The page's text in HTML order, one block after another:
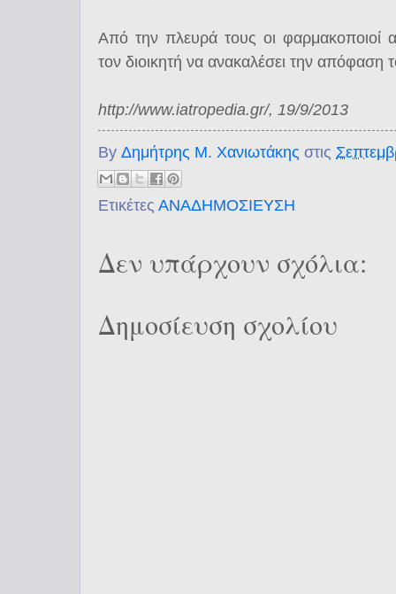
Από την πλευρά τους οι φαρμακοποιοί
τον διοικητή να ανακαλέσει την απόφαση
http://www.iatropedia.gr/, 19/9/2013
By Δημήτρης Μ. Χανιωτάκης στις
Ετικέτες ΑΝΑΔΗΜΟΣΙΕΥΣΗ
Δεν υπάρχουν σχόλια:
Δημοσίευση σχολίου